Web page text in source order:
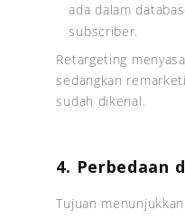
ada dalam
subscriber.
Retargeting
sedangkan
sudah dikenal.
4. Perbedaan
Tujuan